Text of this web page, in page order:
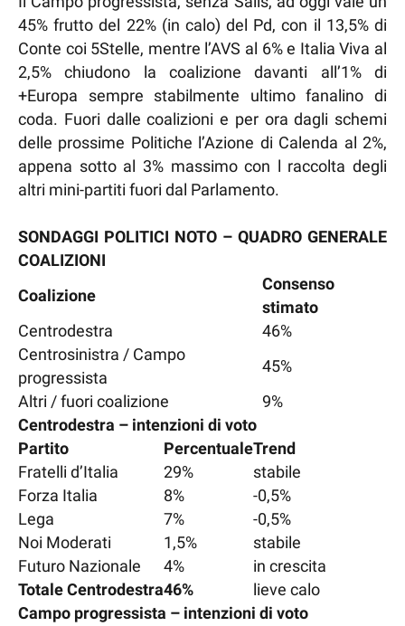
45% frutto del 22% (in calo) del Pd, con il 13,5% di
Conte coi 5Stelle, mentre l’AVS al 6% e Italia Viva al
2,5% chiudono la coalizione davanti all’1% di
+Europa sempre stabilmente ultimo fanalino di
coda. Fuori dalle coalizioni e per ora dagli schemi
delle prossime Politiche l’Azione di Calenda al 2%,
appena sotto al 3% massimo con l raccolta degli
altri mini-partiti fuori dal Parlamento.
SONDAGGI POLITICI NOTO – QUADRO GENERALE
COALIZIONI
Coalizione
Consenso
stimato
Centrodestra
46%
Centrosinistra / Campo
progressista
45%
Altri / fuori coalizione
9%
Centrodestra – intenzioni di voto
Partito
PercentualeTrend
Fratelli d’Italia
29%
stabile
Forza Italia
8%
-0,5%
Lega
7%
-0,5%
Noi Moderati
1,5%
stabile
Futuro Nazionale
4%
in crescita
Totale Centrodestra46%
lieve calo
Campo progressista – intenzioni di voto